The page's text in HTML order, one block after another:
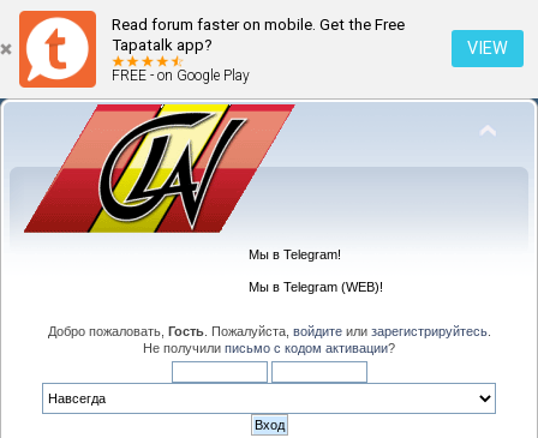
Read forum faster on mobile. Get the Free
Tapatalk app?
FREE - on Google Play
VIEW
Мы в Telegram!
Мы в Telegram (WEB)!
Добро пожаловать, Гость. Пожалуйста, войдитеили зарегистрируйтесь.
Не получили письмо с кодом активации?